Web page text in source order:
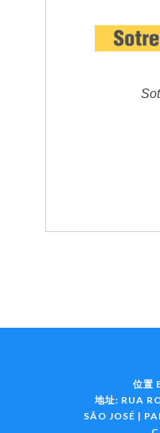
位置
地址: RUA
SÃO JOSÉ |